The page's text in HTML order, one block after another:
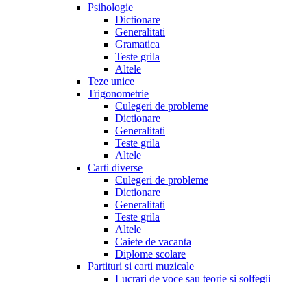
Psihologie
Dictionare
Generalitati
Gramatica
Teste grila
Altele
Teze unice
Trigonometrie
Culegeri de probleme
Dictionare
Generalitati
Teste grila
Altele
Carti diverse
Culegeri de probleme
Dictionare
Generalitati
Teste grila
Altele
Caiete de vacanta
Diplome scolare
Partituri si carti muzicale
Lucrari de voce sau teorie si solfegii